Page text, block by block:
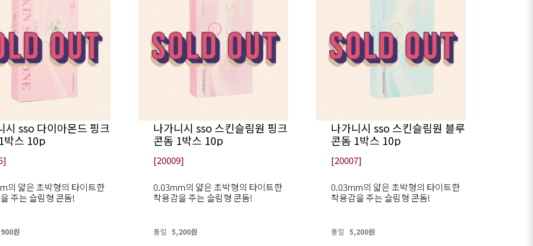
시 sso 다이아몬드 핑크
박스 10p
의 얇은 초박형의 타이트한
주는 슬림형 콘돔!
원
나가니시 sso 스킨슬림원 핑크
콘돔 1박스 10p
[20009]
0.03mm의 얇은 초박형의 타이트한
착용감을 주는 슬림형 콘돔!
품절 5,200원
나가니시 sso 스킨슬림원 블루
콘돔 1박스 10p
[20007]
0.03mm의 얇은 초박형의 타이트한
착용감을 주는 슬림형 콘돔!
품절 5,200원